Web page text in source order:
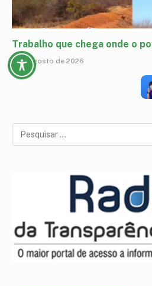
Trabalho que chega onde o
7 de agosto de 2026